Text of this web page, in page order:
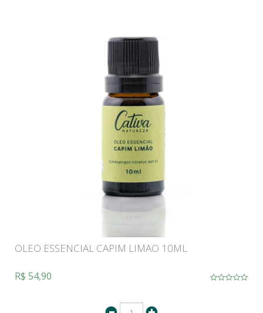
OLEO ESSENCIAL CAPIM LIMAO 10ML
R$ 54,90